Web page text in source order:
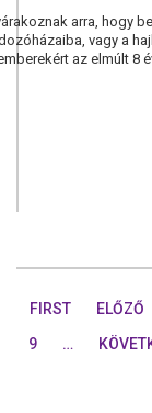
arra, hogy
vagy a
az elmúlt 8
FIRST ELŐZŐ
9
…